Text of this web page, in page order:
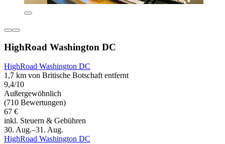
HighRoad Washington DC
HighRoad Washington DC
1,7 km von Britische Botschaft entfernt
9,4/10
Außergewöhnlich
(710 Bewertungen)
67 €
inkl. Steuern & Gebühren
30. Aug.–31. Aug.
HighRoad Washington DC